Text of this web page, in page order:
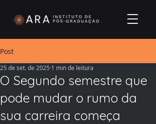
Post
O Segundo semestre que
pode mudar o rumo da
sua carreira começa
25 de set. de 2025 1 min de leitura